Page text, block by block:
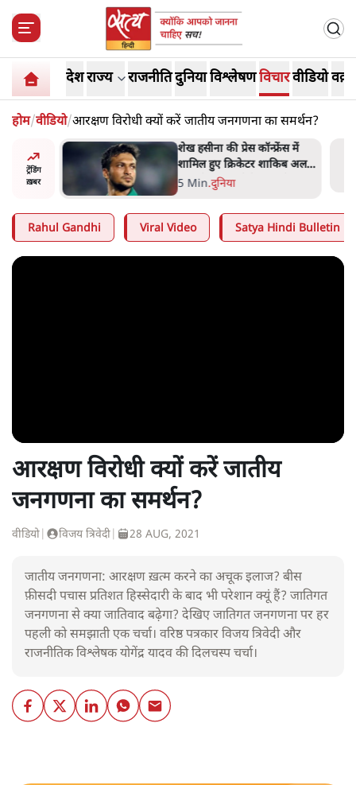
देशराज्य राजनीतिदुनियाविश्लेषणविचारवीडियो
होम/वीडियो/आरक्षण विरोधी क्यों करें जातीय जनगणना का समर्थन?
ट्रेंडिंग
ख़बर
अहमद
में बंद
शेख हसीना की प्रेस कॉन्फ्रेंस में
शामिल हुए क्रिकेटर शाकिब अल
हसन के घर पर पेट्रोल बम से हमला
5 Min.दुनिया
Rahul Gandhi Viral Video Satya Hindi Bulletin
आरक्षण विरोधी क्यों करें जातीय
जनगणना का समर्थन?
वीडियो विजय त्रिवेदी 28 AUG, 2021
जातीय जनगणना: आरक्षण ख़त्म करने का अचूक इलाज? बीस
फ़ीसदी पचास प्रतिशत हिस्सेदारी के बाद भी परेशान क्यूं हैं? जातिगत
जनगणना से क्या जातिवाद बढ़ेगा? देखिए जातिगत जनगणना पर हर
पहली को समझाती एक चर्चा। वरिष्ठ पत्रकार विजय त्रिवेदी और
राजनीतिक विश्लेषक योगेंद्र यादव की दिलचस्प चर्चा।